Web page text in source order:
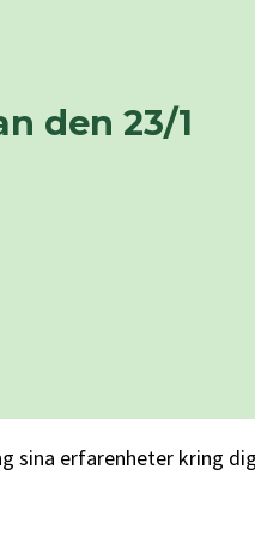
den 23/1
sina erfarenheter kring